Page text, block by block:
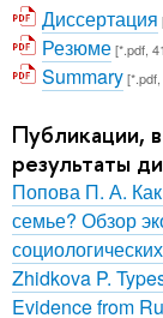
Диссертация
Резюме[*.pdf,
Summary
Публикации,
результаты
Попова П. А.
семье? Обзор
Zhidkova P.
Evidence from